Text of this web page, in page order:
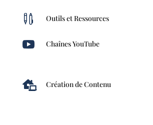
 Outils et Ressources
 Chaînes YouTube
 Création de Contenu